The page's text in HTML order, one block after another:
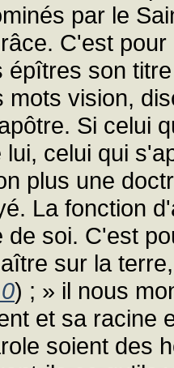
par le
C'est
épîtres son
mots vision,
Si celui
celui qui
plus une
La fonction
de soi. C'est
sur la
) ; » il nous
et sa racine
soient des